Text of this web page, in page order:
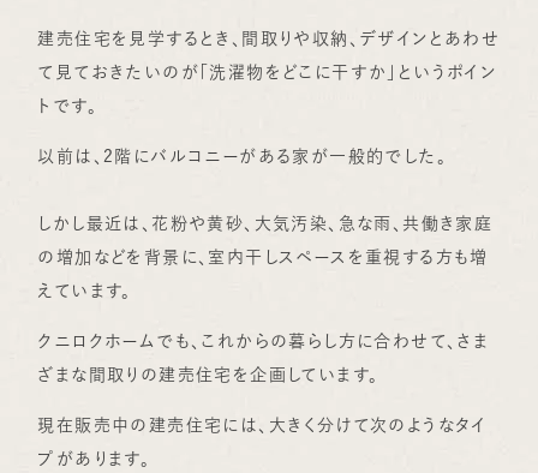
建売住宅を見学するとき、間取りや収納、デザインとあわせ
て見ておきたいのが「洗濯物をどこに干すか」というポイン
トです。
以前は、2階にバルコニーがある家が一般的でした。
しかし最近は、花粉や黄砂、大気汚染、急な雨、共働き家庭
の増加などを背景に、室内干しスペースを重視する方も増
えています。
クニロクホームでも、これからの暮らし方に合わせて、さま
ざまな間取りの建売住宅を企画しています。
現在販売中の建売住宅には、大きく分けて次のようなタイ
プがあります。